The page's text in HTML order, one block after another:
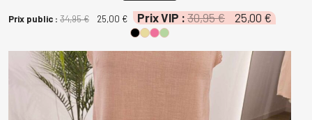
Prix public : 34,95€
Le
était :
34,95 €.
25,00 €Le
prix
Prix VIP :30,95€
Le
était :
30,95 €.
25,00 €Le
est :
25,00